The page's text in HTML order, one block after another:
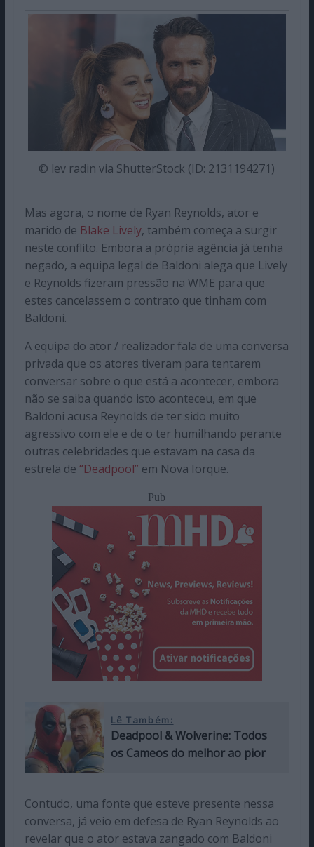
© lev radin via ShutterStock (ID: 2131194271)
Mas agora, o nome de Ryan Reynolds, ator e
marido de Blake Lively, também começa a surgir
neste conflito. Embora a própria agência já tenha
negado, a equipa legal de Baldoni alega que Lively
e Reynolds fizeram pressão na WME para que
estes cancelassem o contrato que tinham com
Baldoni.
A equipa do ator / realizador fala de uma conversa
privada que os atores tiveram para tentarem
conversar sobre o que está a acontecer, embora
não se saiba quando isto aconteceu, em que
Baldoni acusa Reynolds de ter sido muito
agressivo com ele e de o ter humilhando perante
outras celebridades que estavam na casa da
estrela de “Deadpool” em Nova Iorque.
Pub
Lê Também:
Deadpool & Wolverine: Todos
os Cameos do melhor ao pior
Contudo, uma fonte que esteve presente nessa
conversa, já veio em defesa de Ryan Reynolds ao
revelar que o ator estava zangado com Baldoni